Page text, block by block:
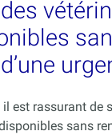
il est rassurant de
sans